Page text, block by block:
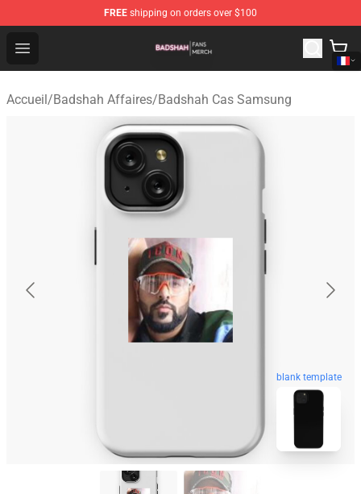
FREE shipping on orders over $100
Open menu
Badshah Shop - Official Badshah Merchandise Store
Accueil/Badshah Affaires/Badshah Cas Samsung
blank template